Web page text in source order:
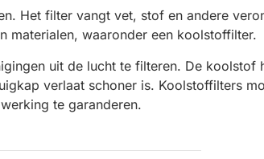
Het filter vangt vet, stof en andere
materialen, waaronder een koolstoffilter.
uit de lucht te filteren. De koolstof
verlaat schoner is. Koolstoffilters
te garanderen.